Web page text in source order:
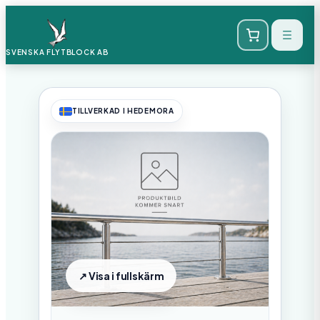
SVENSKA FLYTBLOCK AB
TILLVERKAD I HEDEMORA